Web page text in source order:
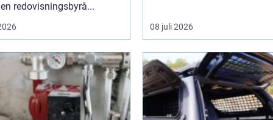
redovisningsbyrå...
08 juli 2026